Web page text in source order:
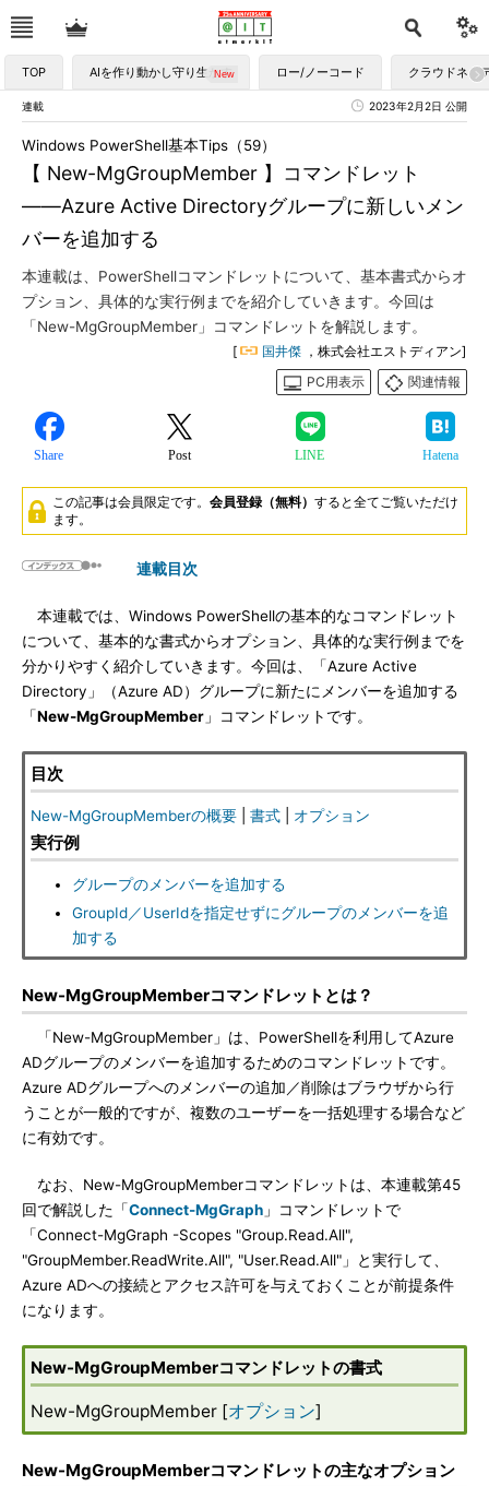
TOP AIを作り動かし守り生かす ロー/ノーコード クラウドネイ
連載 2023年2月2日 公開
【 New-MgGroupMember 】コマンドレット
――Azure Active Directoryグループに新しいメン
バーを追加する
Windows PowerShell基本Tips（59）
本連載は、PowerShellコマンドレットについて、基本書式からオ
プション、具体的な実行例までを紹介していきます。今回は
「New-MgGroupMember」コマンドレットを解説します。
[ 国井傑 ，株式会社エストディアン]
PC用表示
関連情報
Share Post LINE Hatena
この記事は会員限定です。 会員登録（無料） すると全てご覧いただけ
ます。
連載目次
本連載では、Windows PowerShellの基本的なコマンドレット
について、基本的な書式からオプション、具体的な実行例までを
分かりやすく紹介していきます。今回は、「Azure Active
Directory」（Azure AD）グループに新たにメンバーを追加する
「New-MgGroupMember 」コマンドレットです。
目次
New-MgGroupMemberの概要 書式 オプション
実行例
グループのメンバーを追加する
GroupId／UserIdを指定せずにグループのメンバーを追
加する
New-MgGroupMemberコマンドレットとは？
「New-MgGroupMember」は、PowerShellを利用してAzure
ADグループのメンバーを追加するためのコマンドレットです。
Azure ADグループへのメンバーの追加／削除はブラウザから行
うことが一般的ですが、複数のユーザーを一括処理する場合など
に有効です。
なお、New-MgGroupMemberコマンドレットは、本連載第45
回で解説した「Connect-MgGraph 」コマンドレットで
「Connect-MgGraph -Scopes "Group.Read.All",
"GroupMember.ReadWrite.All", "User.Read.All"」と実行して、
Azure ADへの接続とアクセス許可を与えておくことが前提条件
になります。
New-MgGroupMemberコマンドレットの書式
New-MgGroupMember [オプション]
New-MgGroupMemberコマンドレットの主なオプション